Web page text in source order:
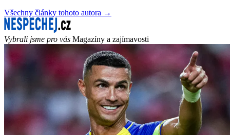
Všechny články tohoto autora →
Vybrali jsme pro vás Magazíny a zajímavosti